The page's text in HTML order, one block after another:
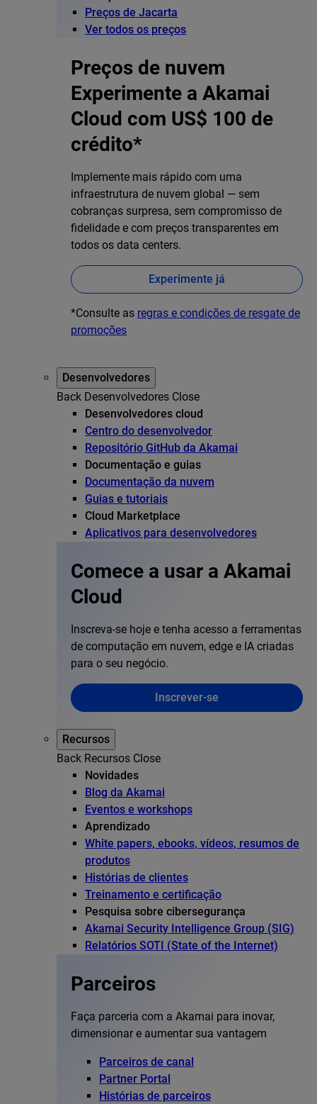
Preços de Jacarta
Ver todos os preços
Preços de nuvem
Experimente a Akamai
Cloud com US$ 100 de
crédito*
Implemente mais rápido com uma
infraestrutura de nuvem global — sem
cobranças surpresa, sem compromisso de
fidelidade e com preços transparentes em
todos os data centers.
Experimente já
*Consulte as regras e condições de resgate de
promoções
Desenvolvedores
Back Desenvolvedores Close
Desenvolvedores cloud
Centro do desenvolvedor
Repositório GitHub da Akamai
Documentação e guias
Documentação da nuvem
Guias e tutoriais
Cloud Marketplace
Aplicativos para desenvolvedores
Comece a usar a Akamai
Cloud
Inscreva-se hoje e tenha acesso a ferramentas
de computação em nuvem, edge e IA criadas
para o seu negócio.
Inscrever-se
Recursos
Back Recursos Close
Novidades
Blog da Akamai
Eventos e workshops
Aprendizado
White papers, ebooks, vídeos, resumos de
produtos
Histórias de clientes
Treinamento e certificação
Pesquisa sobre cibersegurança
Akamai Security Intelligence Group (SIG)
Relatórios SOTI (State of the Internet)
Parceiros
Faça parceria com a Akamai para inovar,
dimensionar e aumentar sua vantagem
Parceiros de canal
Partner Portal
Histórias de parceiros